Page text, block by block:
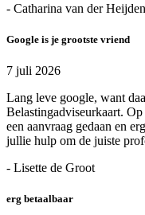
- Catharina van der Heijden
Google is je grootste vriend
7 juli 2026
Lang leve google, want
Belastingadviseurkaart.
een aanvraag gedaan en
jullie hulp om de juiste
- Lisette de Groot
erg betaalbaar